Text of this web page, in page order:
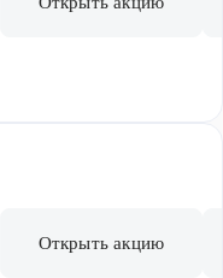
Открыть акцию